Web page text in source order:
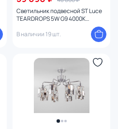
Светильник подвесной ST Luce
TEARDROPS 5W G9 4000К
В наличии 19 шт.